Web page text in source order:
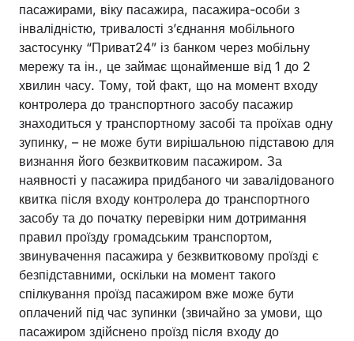
пасажирами, віку пасажира, пасажира-особи з
інвалідністю, тривалості з’єднання мобільного
застосунку “Приват24” із банком через мобільну
мережу та ін., це займає щонайменше від 1 до 2
хвилин часу. Тому, той факт, що на момент входу
контролера до транспортного засобу пасажир
знаходиться у транспортному засобі та проїхав одну
зупинку, – не може бути вирішальною підставою для
визнання його безквитковим пасажиром. За
наявності у пасажира придбаного чи завалідованого
квитка після входу контролера до транспортного
засобу та до початку перевірки ним дотримання
правил проїзду громадським транспортом,
звинувачення пасажира у безквитковому проїзді є
безпідставними, оскільки на момент такого
спілкування проїзд пасажиром вже може бути
оплачений під час зупинки (звичайно за умови, що
пасажиром здійснено проїзд після входу до